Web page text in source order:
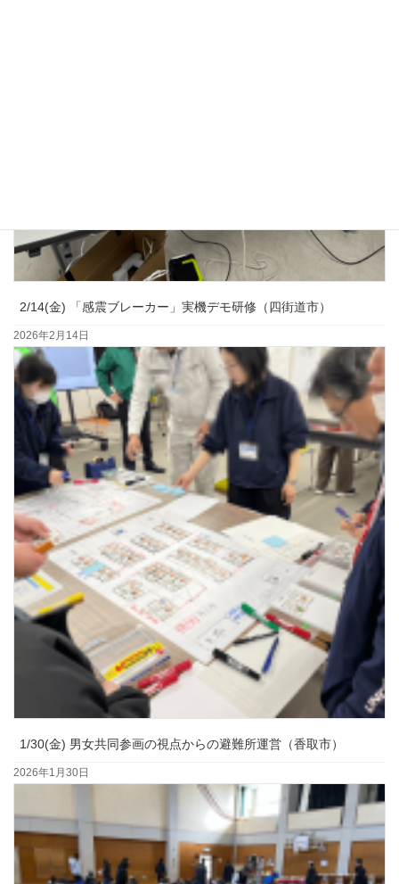
2/14(金) 「感震ブレーカー」実機デモ研修（四街道市）
2026年2月14日
1/30(金) 男女共同参画の視点からの避難所運営（香取市）
2026年1月30日